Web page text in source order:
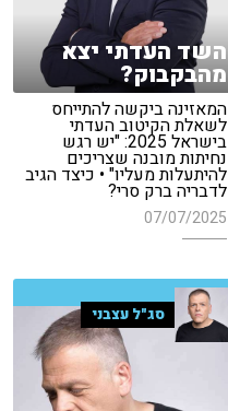
השד העדתי יצא
מהבקבוק?
המאזינה ביקשה להתייחס
לשאלת הקיטוב העדתי
בישראל 2025: "יש רגש
נחיתות מובנה שצריכים
להיתעלות מעליו" • כיצד הגיב
לדבריה ברק סרי?
07/07/2025
סג"ל עצבני